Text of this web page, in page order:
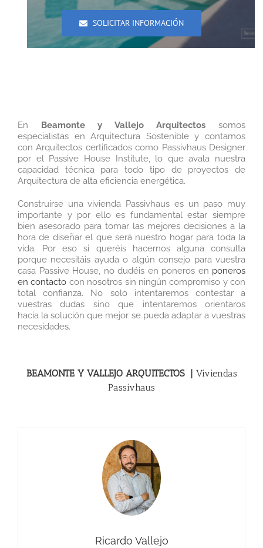
SOLICITAR INFORMACIÓN
En Beamonte y Vallejo Arquitectos somos
especialistas en Arquitectura Sostenible y contamos
con Arquitectos certificados como Passivhaus Designer
por el Passive House Institute, lo que avala nuestra
capacidad técnica para todo tipo de proyectos de
Arquitectura de alta eficiencia energética.
Construirse una vivienda Passivhaus es un paso muy
importante y por ello es fundamental estar siempre
bien asesorado para tomar las mejores decisiones a la
hora de diseñar el que será nuestro hogar para toda la
vida. Por eso si queréis hacernos alguna consulta
porque necesitáis ayuda o algún consejo para vuestra
casa Passive House, no dudéis en poneros en poneros
en contacto con nosotros sin ningún compromiso y con
total confianza. No solo intentaremos contestar a
vuestras dudas sino que intentaremos orientaros
hacia la solución que mejor se pueda adaptar a vuestras
necesidades.
BEAMONTE Y VALLEJO ARQUITECTOS | Viviendas
Passivhaus
Ricardo Vallejo